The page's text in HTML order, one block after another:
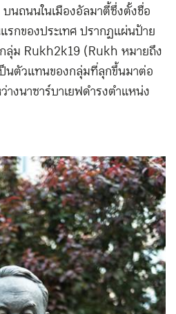
นถนนในเมืองอัลมาตี้ซึ่งตั้งชื่อ
กของประเทศ ปรากฏแผ่นป้าย
ลุ่ม Rukh2k19 (Rukh หมายถึง
ตัวแทนของกลุ่มที่ลุกขึ้นมาต่อ
างนาซาร์บาเยฟดำรงตำแหน่ง